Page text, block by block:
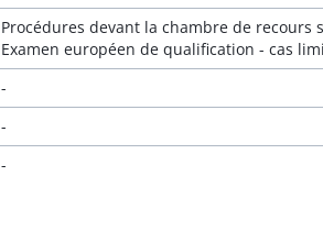
Procédures devant la chambre de
Examen européen de qualification - cas
-
-
-